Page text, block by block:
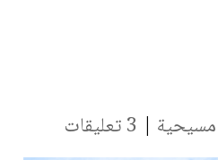
| 3 تعليقات